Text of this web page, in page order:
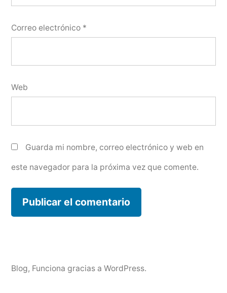
Correo electrónico *
Web
Guarda mi nombre, correo electrónico y web en
este navegador para la próxima vez que comente.
Blog, Funciona gracias a WordPress.